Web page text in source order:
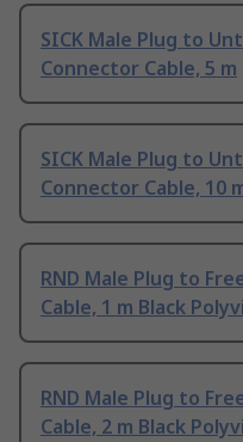
SICK Male Plug to
Connector Cable, 5 m
SICK Male Plug to
Connector Cable, 10
RND Male Plug to
Cable, 1 m Black
RND Male Plug to
Cable, 2 m Black